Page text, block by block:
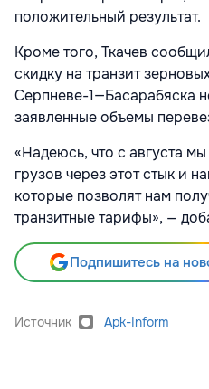
положительный результат.
Кроме того, Ткачев
скидку на транзит
Серпневе-1—Басарабяска
заявленные объемы
«Надеюсь, что с августа
грузов через этот стык и
которые позволят нам
транзитные тарифы», —
Подпишитесь на
Источник Apk-Inform